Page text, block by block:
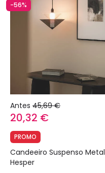
-56%
Antes 45,69 €
20,32 €
PROMO
Candeeiro Suspenso Metal
Hesper